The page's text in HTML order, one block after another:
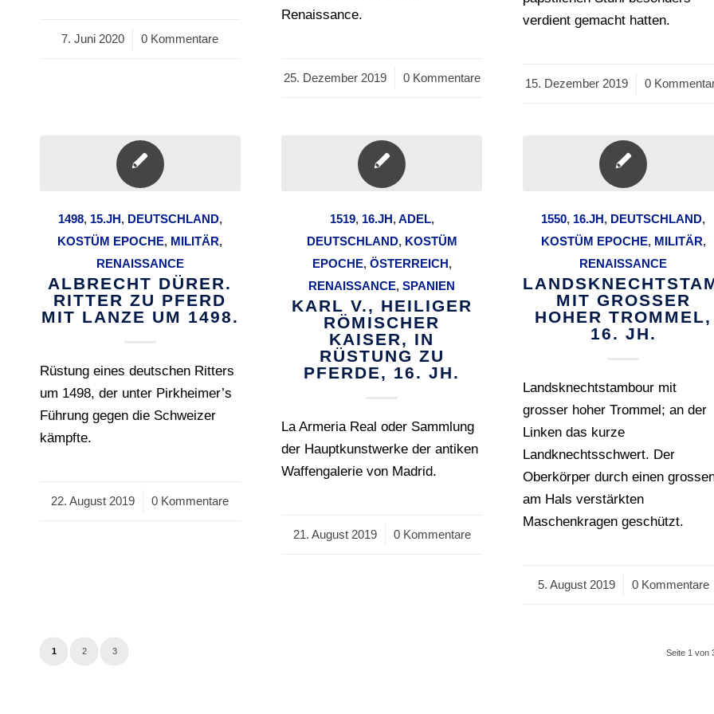
7. Juni 2020
/ 0 Kommentare
Renaissance.
25. Dezember 2019
/ 0 Kommentare
verdient gemacht hatten.
15. Dezember 2019
/ 0
1498, 15.JH, DEUTSCHLAND,
KOSTÜM EPOCHE, MILITÄR,
RENAISSANCE
ALBRECHT DÜRER.
RITTER ZU PFERD
MIT LANZE UM 1498.
Rüstung eines deutschen Ritters
um 1498, der unter Pirkheimer’s
Führung gegen die Schweizer
kämpfte.
22. August 2019
/ 0 Kommentare
1519, 16.JH,ADEL,
DEUTSCHLAND, KOSTÜM
EPOCHE, ÖSTERREICH,
RENAISSANCE,SPANIEN
KARL V., HEILIGER
RÖMISCHER
KAISER, IN
RÜSTUNG ZU
PFERDE, 16. JH.
La Armeria Real oder Sammlung
der Hauptkunstwerke der antiken
Waffengalerie von Madrid.
21. August 2019
/ 0 Kommentare
1550, 16.JH, DEUTSCHLAND,
KOSTÜM EPOCHE, MILITÄR,
RENAISSANCE
MIT GROSSER
HOHER TROMMEL,
16. JH.
Landsknechtstambour mit
grosser hoher Trommel; an der
Linken das kurze
Landknechtsschwert. Der
Oberkörper durch einen
am Hals verstärkten
Maschenkragen geschützt.
5. August 2019
/ 0 Kommentare
Seite 1 von
1 2 3